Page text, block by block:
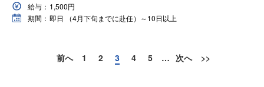
給与： 1,500円
期間： 即日 （4月下旬までに赴任）～10日以上
前へ 1 2 3 4 5 … 次へ >>